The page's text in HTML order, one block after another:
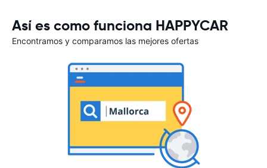
Así es como funciona HAPPYCAR
Encontramos y comparamos las mejores ofertas